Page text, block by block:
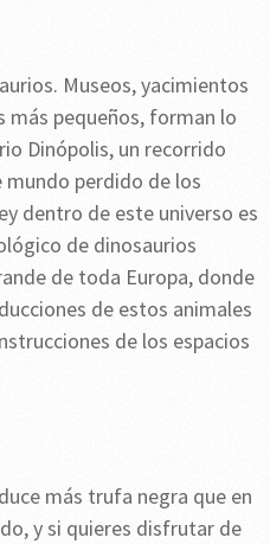
Museos, yacimientos
más pequeños, forman lo
Dinópolis, un recorrido
mundo perdido de los
dentro de este universo es
de dinosaurios
de toda Europa, donde
de estos animales
de los espacios
más trufa negra que en
y si quieres disfrutar de